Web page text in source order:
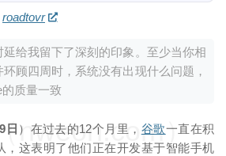
roadtovr
给我留下了深刻的印象。至少当你相
顾四周时，系统没有出现什么问题，
质量一致
日 ）在过去的12个月里， 谷歌一直在积
，这表明了他们正在开发基于智能手机
nweon.com）